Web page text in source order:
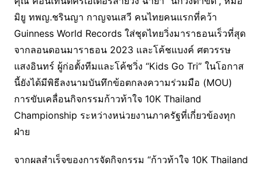
มิยู ทพญ.ชรินญา กาญจนเสวี คนไทยคนแรกที่คว้า
Guinness World Records ใส่ชุดไทยวิ่งมาราธอนเร็วที่สุด
จากลอนดอนมาราธอน 2023 และโค้ชแบงค์ ศตวรรษ
แสงอินทร์ ผู้ก่อตั้งทีมและโค้ชวิ่ง “Kids Go Tri” ในโอกาส
นี้ยังได้มีพิธีลงนามบันทึกข้อตกลงความร่วมมือ (MOU)
การขับเคลื่อนกิจกรรมก้าวท้าใจ 10K Thailand
Championship ระหว่างหน่วยงานภาครัฐที่เกี่ยวข้องทุก
ฝ่าย
จากผลสำเร็จของการจัดกิจกรรม “ก้าวท้าใจ 10K Thailand